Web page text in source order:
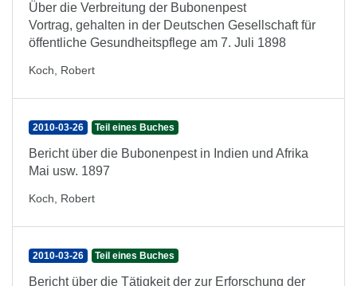
Über die Verbreitung der Bubonenpest
Vortrag, gehalten in der Deutschen Gesellschaft für
öffentliche Gesundheitspflege am 7. Juli 1898
Koch, Robert
2010-03-26 Teil eines Buches
Bericht über die Bubonenpest in Indien und Afrika
Mai usw. 1897
Koch, Robert
2010-03-26 Teil eines Buches
Bericht über die Tätigkeit der zur Erforschung der